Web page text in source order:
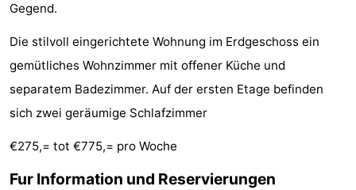
-
Spielplätze
-
Spielplätze
Bowling
Gegend.
Die stilvoll eingerichtete Wohnung im Erdgeschoss ein
gemütliches Wohnzimmer mit offener Küche und
separatem Badezimmer. Auf der ersten Etage befinden
sich zwei geräumige Schlafzimmer
€275,= tot €775,= pro Woche
Fur Information und Reservierungen